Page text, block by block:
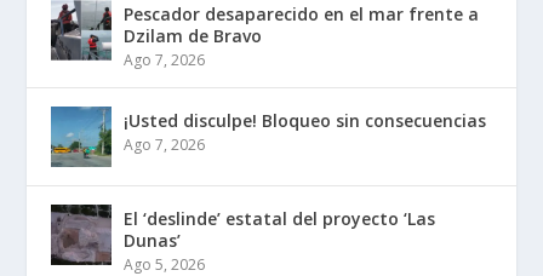
Pescador desaparecido en el mar frente a
Dzilam de Bravo
Ago 7, 2026
¡Usted disculpe! Bloqueo sin consecuencias
Ago 7, 2026
El ‘deslinde’ estatal del proyecto ‘Las
Dunas’
Ago 5, 2026